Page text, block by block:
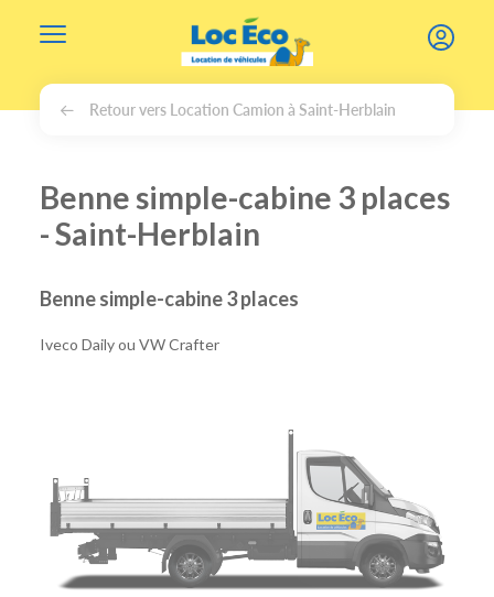
Retour vers Location Camion à Saint-Herblain
Benne simple-cabine 3 places
- Saint-Herblain
Benne simple-cabine 3 places
Iveco Daily ou VW Crafter